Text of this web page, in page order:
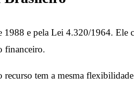
e pela Lei 4.320/1964. Ele
financeiro.
tem a mesma